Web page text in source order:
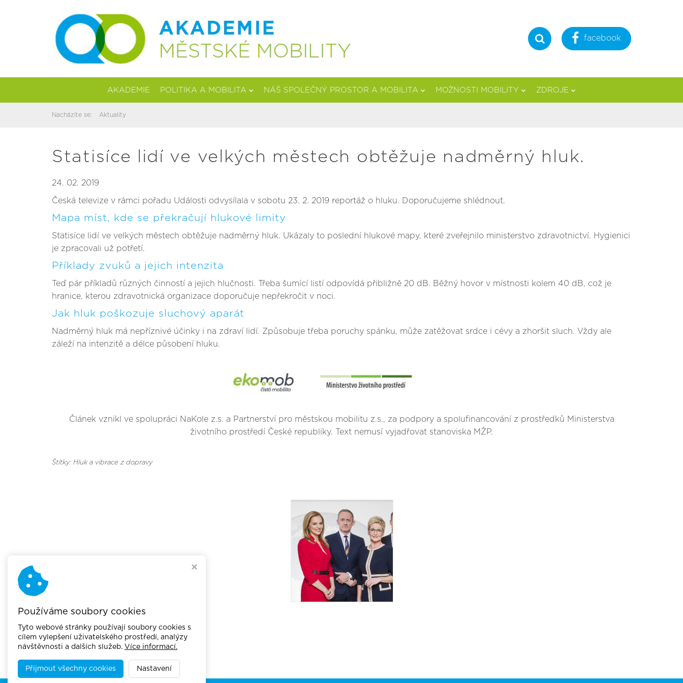
Hledat facebook
AKADEMIE POLITIKA A MOBILITA NÁŠ SPOLEČNÝ PROSTOR A MOBILITA MOŽNOSTI MOBILITY ZDROJE
Nacházíte se: Aktuality
Statisíce lidí ve velkých městech obtěžuje nadměrný hluk.
24. 02. 2019
Česká televize v rámci pořadu Události odvysílala v sobotu 23. 2. 2019 reportáž o hluku. Doporučujeme shlédnout.
Mapa míst, kde se překračují hlukové limity
Statisíce lidí ve velkých městech obtěžuje nadměrný hluk. Ukázaly to poslední hlukové mapy, které zveřejnilo ministerstvo zdravotnictví. Hygienici
je zpracovali už potřetí.
Příklady zvuků a jejich intenzita
Teď pár příkladů různých činností a jejich hlučnosti. Třeba šumící listí odpovídá přibližně 20 dB. Běžný hovor v místnosti kolem 40 dB, což je
hranice, kterou zdravotnická organizace doporučuje nepřekročit v noci.
Jak hluk poškozuje sluchový aparát
Nadměrný hluk má nepříznivé účinky i na zdraví lidí. Způsobuje třeba poruchy spánku, může zatěžovat srdce i cévy a zhoršit sluch. Vždy ale
záleží na intenzitě a délce působení hluku.
Článek vznikl ve spolupráci NaKole z.s. a Partnerství pro městskou mobilitu z.s., za podpory a spolufinancování z prostředků Ministerstva
životního prostředí České republiky. Text nemusí vyjadřovat stanoviska MŽP.
Štítky: Hluk a vibrace z dopravy
Používáme soubory cookies
Tyto webové stránky používají soubory cookies s
cílem vylepšení uživatelského prostředí, analýzy
návštěvnosti a dalších služeb. Více informací.
Přijmout všechny cookies Nastavení